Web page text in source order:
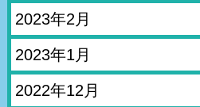
2023年2月
2023年1月
2022年12月